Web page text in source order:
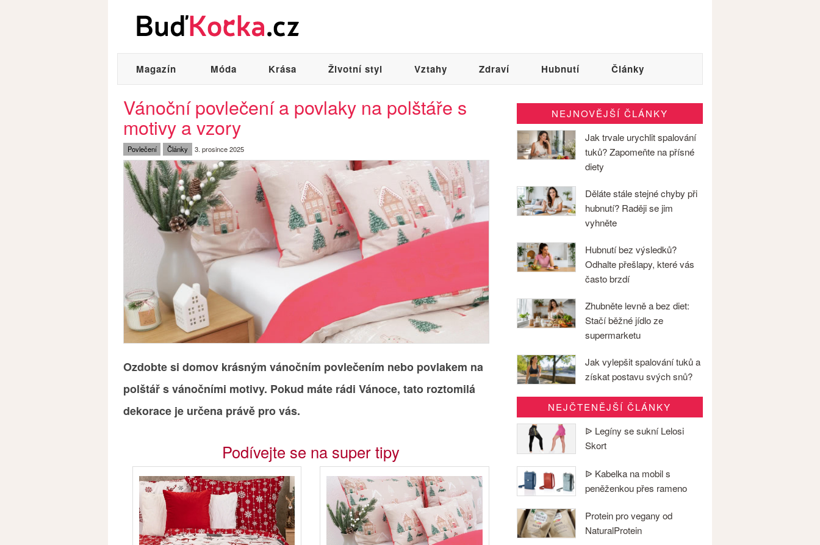
Magazín Móda Krása Životní styl Vztahy Zdraví Hubnutí Články
Vánoční povlečení a povlaky na polštáře s
motivy a vzory
Povlečení Články 3. prosince 2025
Ozdobte si domov krásným vánočním povlečením nebo povlakem na
polštář s vánočními motivy. Pokud máte rádi Vánoce, tato roztomilá
dekorace je určena právě pro vás.
Podívejte se na super tipy
NEJNOVĚJŠÍ ČLÁNKY
Jak trvale urychlit spalování
tuků? Zapomeňte na přísné
diety
Děláte stále stejné chyby při
hubnutí? Raději se jim
vyhněte
Hubnutí bez výsledků?
Odhalte přešlapy, které vás
často brzdí
Zhubněte levně a bez diet:
Stačí běžné jídlo ze
supermarketu
Jak vylepšit spalování tuků a
získat postavu svých snů?
NEJČTENĚJŠÍ ČLÁNKY
ᐉ Legíny se sukní Lelosi
Skort
ᐉ Kabelka na mobil s
peněženkou přes rameno
Protein pro vegany od
NaturalProtein